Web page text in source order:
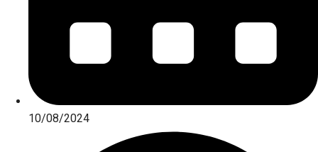
10/08/2024